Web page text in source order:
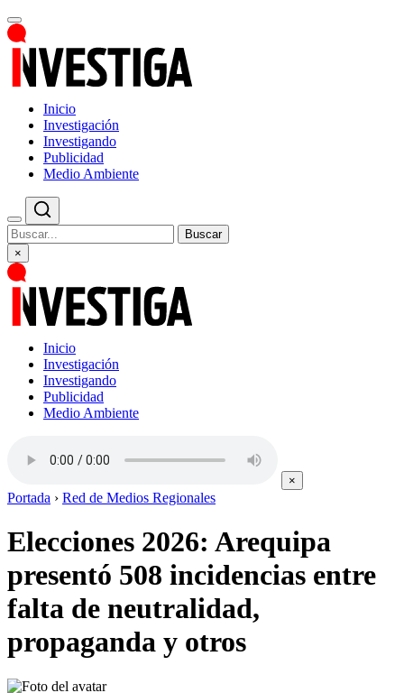
Inicio
Investigación
Investigando
Publicidad
Medio Ambiente
Buscar
×
Inicio
Investigación
Investigando
Publicidad
Medio Ambiente
×
Portada › Red de Medios Regionales
Elecciones 2026: Arequipa
presentó 508 incidencias entre
falta de neutralidad,
propaganda y otros